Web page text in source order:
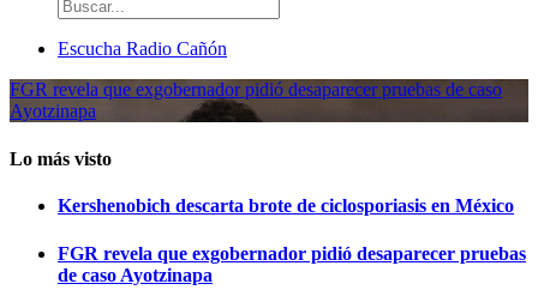
Escucha Radio Cañón
FGR revela que exgobernador pidió desaparecer pruebas de caso
Ayotzinapa
Lo más visto
Kershenobich descarta brote de ciclosporiasis en México
FGR revela que exgobernador pidió desaparecer pruebas
de caso Ayotzinapa